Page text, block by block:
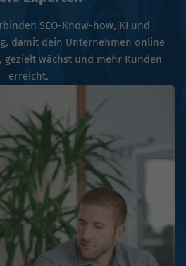
SEO-Know-how, KI und
damit dein Unternehmen online
gezielt wächst und mehr Kunden
erreicht.